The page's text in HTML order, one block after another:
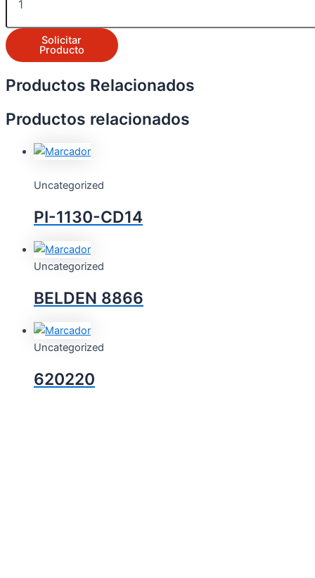
Solicitar
Producto
Productos Relacionados
Productos relacionados
Uncategorized
PI-1130-CD14
Uncategorized
BELDEN 8866
Uncategorized
620220